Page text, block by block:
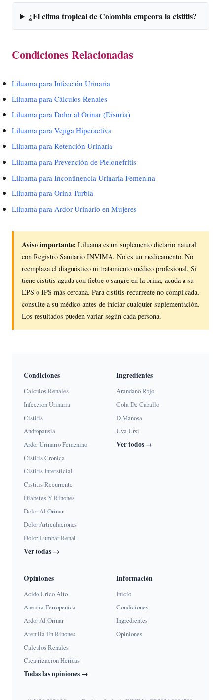
¿El clima tropical de Colombia empeora la cistitis?
Condiciones Relacionadas
Liluama para Infección Urinaria
Liluama para Cálculos Renales
Liluama para Dolor al Orinar (Disuria)
Liluama para Vejiga Hiperactiva
Liluama para Retención Urinaria
Liluama para Prevención de Pielonefritis
Liluama para Incontinencia Urinaria Femenina
Liluama para Orina Turbia
Liluama para Ardor Urinario en Mujeres
Aviso importante: Liluama es un suplemento dietario natural
con Registro Sanitario INVIMA. No es un medicamento. No
reemplaza el diagnóstico ni tratamiento médico profesional. Si
tiene cistitis aguda con fiebre o sangre en la orina, acuda a su
EPS o IPS más cercana. Para cistitis recurrente no complicada,
consulte a su médico antes de iniciar cualquier suplementación.
Los resultados pueden variar según cada persona.
Condiciones
Calculos Renales
Infeccion Urinaria
Cistitis
Andropausia
Ardor Urinario Femenino
Cistitis Cronica
Cistitis Intersticial
Cistitis Recurrente
Diabetes Y Rinones
Dolor Al Orinar
Dolor Articulaciones
Dolor Lumbar Renal
Ver todas →
Ingredientes
Arandano Rojo
Cola De Caballo
D Manosa
Uva Ursi
Ver todos →
Opiniones
Acido Urico Alto
Anemia Ferropenica
Ardor Al Orinar
Arenilla En Rinones
Calculos Renales
Cicatrizacion Heridas
Todas las opiniones →
Información
Inicio
Condiciones
Ingredientes
Opiniones